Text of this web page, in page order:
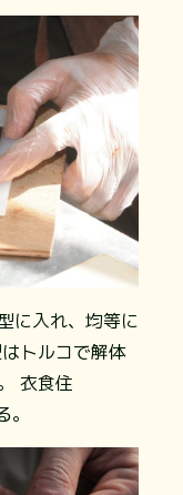
に入れ、均等に
トルコで解体
衣食住